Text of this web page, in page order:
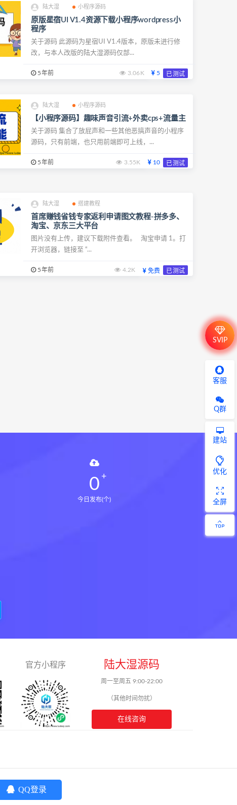
陆大湿 小程序源码
原版星宿UI V1.4资源下载小程序wordpress小
程序
关于源码 此源码为星宿UI V1.4版本，原版未进行修
改，与本人改版的陆大湿源码仅部...
5年前 3.06K 5 已测试
陆大湿 小程序源码
【小程序源码】趣味声音引流+外卖cps+流量主
关于源码 集合了放屁声和一些其他恶搞声音的小程序
源码，只有前端，也只用前端即可上线，...
5年前 3.55K 10 已测试
陆大湿 搭建教程
首席赚钱省钱专家返利申请图文教程-拼多多、
淘宝、京东三大平台
图片没有上传，建议下载附件查看。 淘宝申请 1。打
开浏览器，链接至 “...
5年前 4.2K 免费 已测试
0
今日发布(个)
官方小程序 陆大湿源码
周一至周五 9:00-22:00
（其他时间勿扰）
在线咨询
SVIP
客服
Q群
建站
优化
全屏
QQ登录